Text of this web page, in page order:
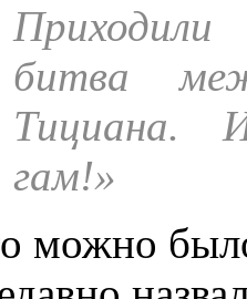
битва
Тициана.
гам!»
можно